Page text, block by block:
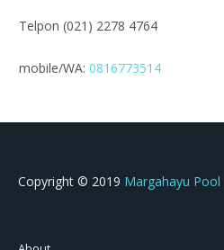
Telpon (021) 2278 4764
mobile/WA: 0816773514
Copyright © 2019 Margahayu Pool